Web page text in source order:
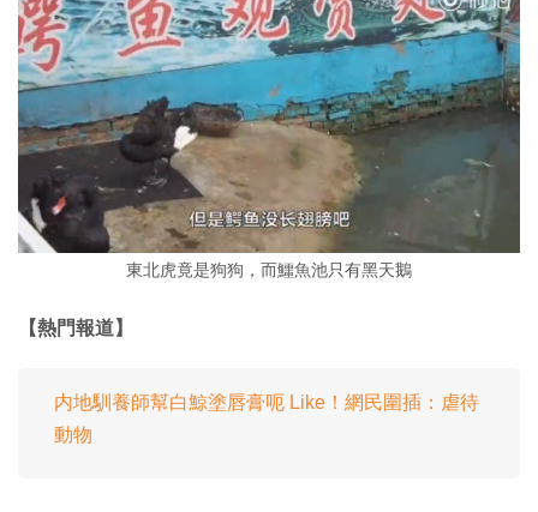
東北虎竟是狗狗，而鱷魚池只有黑天鵝
【熱門報道】
内地馴養師幫白鯨塗唇膏呃 Like！網民圍插：虐待
動物